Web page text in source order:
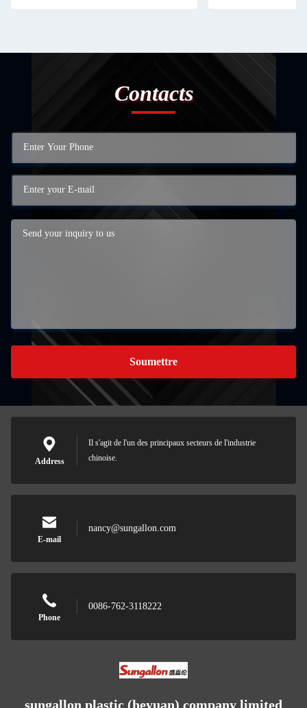
Contacts
Soumettre
Address
Il s'agit de l'un des principaux secteurs de l'industrie
chinoise.
E-mail
nancy@sungallon.com
Phone
0086-762-3118222
sungallon plastic (heyuan) company limited